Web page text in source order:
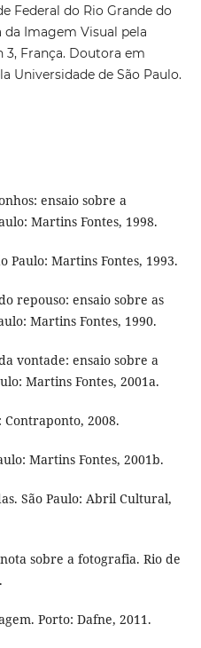
Federal do Rio Grande do
Imagem Visual pela
3, França. Doutora em
Universidade de São Paulo.
ensaio sobre a
Martins Fontes, 1998.
Paulo: Martins Fontes, 1993.
do repouso: ensaio sobre as
Martins Fontes, 1990.
da vontade: ensaio sobre a
Martins Fontes, 2001a.
Contraponto, 2008.
Martins Fontes, 2001b.
São Paulo: Abril Cultural,
sobre a fotografia. Rio de
Porto: Dafne, 2011.